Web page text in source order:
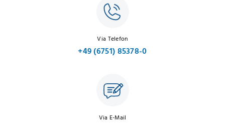
Via Telefon
+49 (6751) 85378-0
Via E-Mail